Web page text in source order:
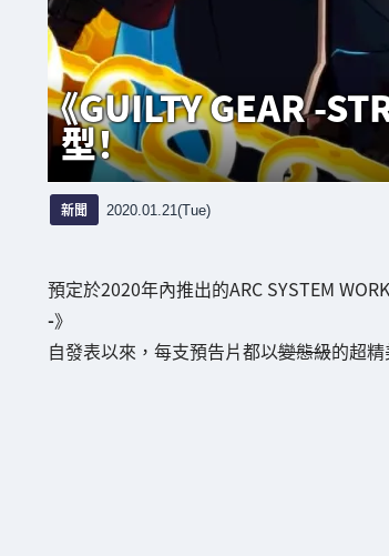
《GUILTY GEAR -
型！
新聞 2020.01.21(Tue)
預定於2020年內推出的ARC SYSTEM
-》
自發表以來，每支預告片都以變態級的超精